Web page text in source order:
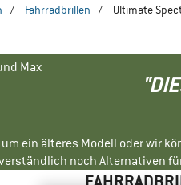
/ Fahrradbrillen / Ultimate
Max
ein älteres Modell oder wir
noch Alternativen